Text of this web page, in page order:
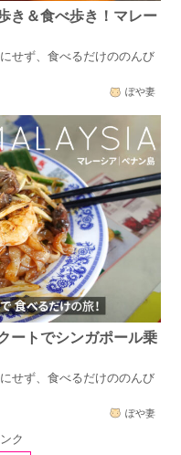
き＆食べ歩き！マレー
せず、食べるだけののんび
ぽや妻
ートでシンガポール乗
せず、食べるだけののんび
ぽや妻
ク